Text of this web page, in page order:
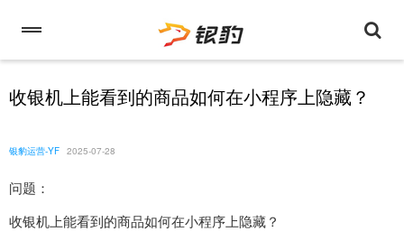
收银机上能看到的商品如何在小程序上隐藏？
银豹运营-YF 2025-07-28
问题：
收银机上能看到的商品如何在小程序上隐藏？